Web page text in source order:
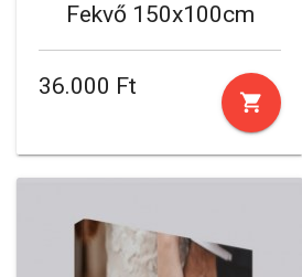
Fekvő 150x100cm
36.000 Ft
shopping_cart